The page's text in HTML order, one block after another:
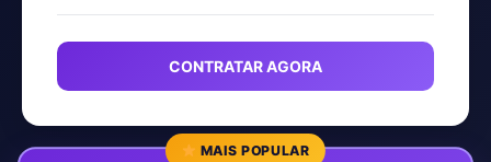
CONTRATAR AGORA
MAIS POPULAR